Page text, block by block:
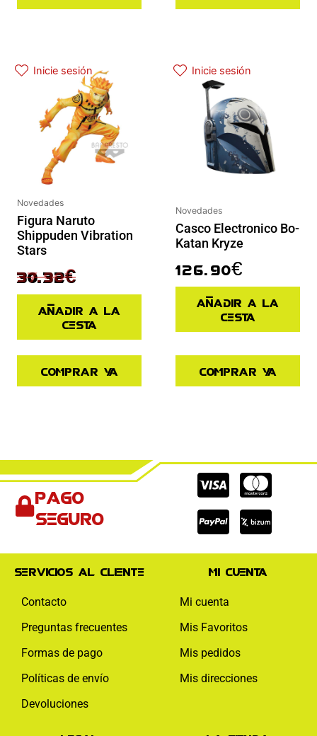
Inicie sesión
Novedades
Figura Naruto
Shippuden Vibration
Stars
37.90€
30.32€
Añadir a la
cesta
Comprar ya
Inicie sesión
Novedades
Casco Electronico Bo-
Katan Kryze
126.90€
Añadir a la
cesta
Comprar ya
Pago
seguro
Cc-
visa
Cc-
Cc-
paypal
Servicios al cliente
Contacto
Preguntas frecuentes
Formas de pago
Políticas de envío
Devoluciones
Mi cuenta
Mi cuenta
Mis Favoritos
Mis pedidos
Mis direcciones